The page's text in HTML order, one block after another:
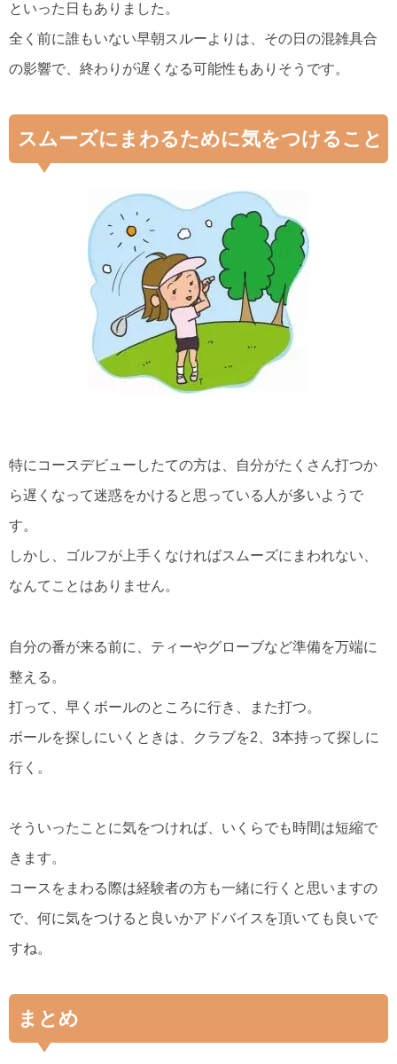
といった日もありました。
全く前に誰もいない早朝スルーよりは、その日の混雑具合
の影響で、終わりが遅くなる可能性もありそうです。
スムーズにまわるために気をつけること
特にコースデビューしたての方は、自分がたくさん打つか
ら遅くなって迷惑をかけると思っている人が多いようで
す。
しかし、ゴルフが上手くなければスムーズにまわれない、
なんてことはありません。
自分の番が来る前に、ティーやグローブなど準備を万端に
整える。
打って、早くボールのところに行き、また打つ。
ボールを探しにいくときは、クラブを2、3本持って探しに
行く。
そういったことに気をつければ、いくらでも時間は短縮で
きます。
コースをまわる際は経験者の方も一緒に行くと思いますの
で、何に気をつけると良いかアドバイスを頂いても良いで
すね。
まとめ